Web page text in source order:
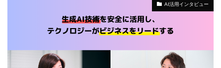
AI活用インタビュー